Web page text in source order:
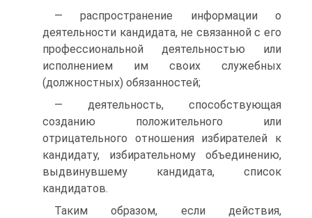
— распространение информации о
деятельности кандидата, не связанной с его
профессиональной деятельностью или
исполнением им своих служебных
(должностных) обязанностей;
— деятельность, способствующая
созданию положительного или
отрицательного отношения избирателей к
кандидату, избирательному объединению,
выдвинувшему кандидата, список
кандидатов.
Таким образом, если действия,